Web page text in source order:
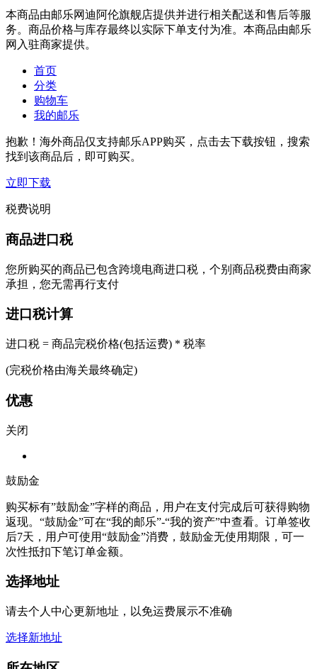
本商品由邮乐网迪阿伦旗舰店提供并进行相关配送和售后等服
务。商品价格与库存最终以实际下单支付为准。本商品由邮乐
网入驻商家提供。
首页
分类
购物车
我的邮乐
抱歉！海外商品仅支持邮乐APP购买，点击去下载按钮，搜索
找到该商品后，即可购买。
立即下载
税费说明
商品进口税
您所购买的商品已包含跨境电商进口税，个别商品税费由商家
承担，您无需再行支付
进口税计算
进口税 = 商品完税价格(包括运费) * 税率
(完税价格由海关最终确定)
优惠
关闭
鼓励金
购买标有”鼓励金”字样的商品，用户在支付完成后可获得购物
返现。“鼓励金”可在“我的邮乐”-“我的资产”中查看。订单签收
后7天，用户可使用“鼓励金”消费，鼓励金无使用期限，可一
次性抵扣下笔订单金额。
选择地址
请去个人中心更新地址，以免运费展示不准确
选择新地址